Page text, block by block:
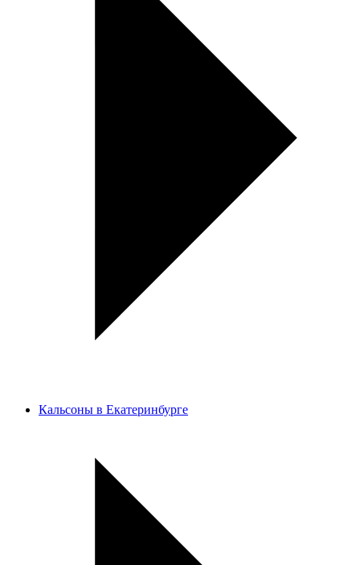
Кальсоны в Екатеринбурге